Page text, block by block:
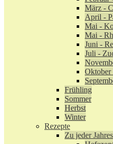
März -
April -
Mai -
Mai -
Juni -
Juli -
Oktober
Frühling
Sommer
Herbst
Winter
Rezepte
Zu jeder